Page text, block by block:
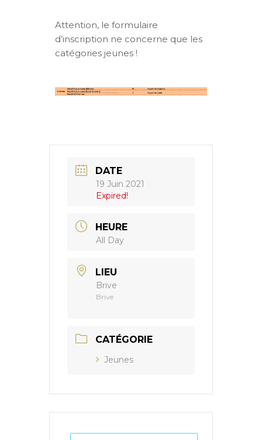
Attention, le formulaire
d’inscription ne concerne que les
catégories jeunes !
DATE
19 Juin 2021
Expired!
HEURE
All Day
LIEU
Brive
Brive
CATÉGORIE
Jeunes